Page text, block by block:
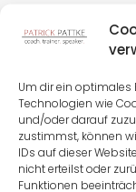
Um dir ein optimales
Technologien wie
und/oder darauf
zustimmst, können
IDs auf dieser
nicht erteilst oder
Funktionen